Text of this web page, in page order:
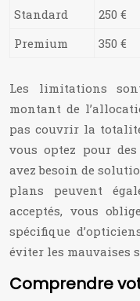
Standard
250 €
Premium
350 €
Les limitations
montant de
pas couvrir la
vous optez pour
avez besoin de
plans peuvent
acceptés, vous
spécifique
éviter les mauvaises
Comprendre